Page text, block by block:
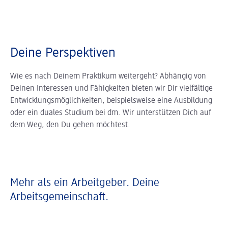
Deine Perspektiven
Wie es nach Deinem Praktikum weitergeht? Abhängig von
Deinen Interessen und Fähigkeiten bieten wir Dir vielfältige
Entwicklungsmöglichkeiten, beispielsweise eine Ausbildung
oder ein duales Studium bei dm. Wir unterstützen Dich auf
dem Weg, den Du gehen möchtest.
Mehr als ein Arbeitgeber. Deine
Arbeitsgemeinschaft.